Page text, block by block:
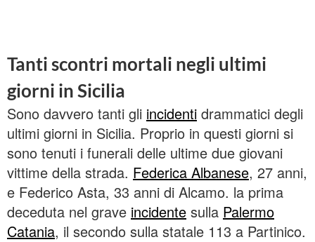
Tanti scontri mortali negli ultimi
giorni in Sicilia
Sono davvero tanti gli incidenti drammatici degli
ultimi giorni in Sicilia. Proprio in questi giorni si
sono tenuti i funerali delle ultime due giovani
vittime della strada. Federica Albanese, 27 anni,
e Federico Asta, 33 anni di Alcamo. la prima
deceduta nel grave incidente sulla Palermo
Catania, il secondo sulla statale 113 a Partinico.